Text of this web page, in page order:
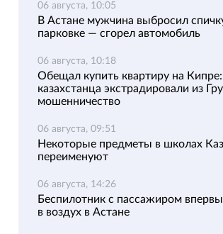
06 августа, 10:05
В Астане мужчина выбросил
парковке — сгорел автомобиль
06 августа, 10:18
Обещал купить квартиру на Кипре:
казахстанца экстрадировали из
мошенничество
06 августа, 09:51
Некоторые предметы в школах
переименуют
06 августа, 14:26
Беспилотник с пассажиром
в воздух в Астане